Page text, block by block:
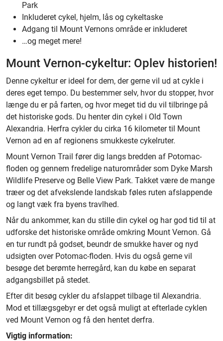
Park
Inkluderet cykel, hjelm, lås og cykeltaske
Adgang til Mount Vernons område er inkluderet
…og meget mere!
Mount Vernon-cykeltur: Oplev historien!
Denne cykeltur er ideel for dem, der gerne vil ud at cykle i
deres eget tempo. Du bestemmer selv, hvor du stopper, hvor
længe du er på farten, og hvor meget tid du vil tilbringe på
det historiske gods. Du henter din cykel i Old Town
Alexandria. Herfra cykler du cirka 16 kilometer til Mount
Vernon ad en af regionens smukkeste cykelruter.
Mount Vernon Trail fører dig langs bredden af Potomac-
floden og gennem fredelige naturområder som Dyke Marsh
Wildlife Preserve og Belle View Park. Takket være de mange
træer og det afvekslende landskab føles ruten afslappende
og langt væk fra byens travlhed.
Når du ankommer, kan du stille din cykel og har god tid til at
udforske det historiske område omkring Mount Vernon. Gå
en tur rundt på godset, beundr de smukke haver og nyd
udsigten over Potomac-floden. Hvis du også gerne vil
besøge det berømte herregård, kan du købe en separat
adgangsbillet på stedet.
Efter dit besøg cykler du afslappet tilbage til Alexandria.
Mod et tillægsgebyr er det også muligt at efterlade cyklen
ved Mount Vernon og få den hentet derfra.
Vigtig information: